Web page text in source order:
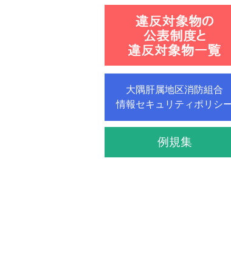
大隅肝属地区消防組合
情報セキュリティポリシ
例規集